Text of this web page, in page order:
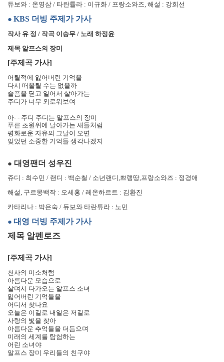
듀보와 : 온영삼 / 타란튤라 : 이규화 / 프랑소와즈, 해설 : 강희선
● KBS 더빙 주제가 가사
작사 유 정 / 작곡 이승무 / 노래 하정윤
제목 알프스의 장미
[주제곡 가사]
어릴적에 잃어버린 기억을
다시 떠올릴 수는 없을까
슬픔을 딛고 일어서 살아가는
주디가 너무 외로워보여
아- - 주디 주디는 알프스의 장미
푸른 초원위에 날아가는 새들처럼
평화로운 자유의 그날이 오면
잊었던 소중한 기억들 생각나겠지
● 대영팬더 성우진
쥬디 : 최수민 / 랜디 : 백순철 / 소년랜디,쁘랭땅,프랑소와즈 : 정경애
해설, 구르몽백작 : 오세홍 / 레온하르트 : 김환진
카타리나 : 박은숙 / 듀보와 타란튜라 : 노민
● 대영 더빙 주제가 가사
제목 알펜로즈
[주제곡 가사]
천사의 미소처럼
아름다운 모습으로
살며시 다가오는 알프스 소녀
잃어버린 기억들을
어디서 찾나요
오늘은 이길로 내일은 저길로
사랑의 빛을 찾아
아름다운 추억들을 더듬으며
미래의 세계를 탐험하는
어린 소녀야
알프스 장미 우리들의 친구야